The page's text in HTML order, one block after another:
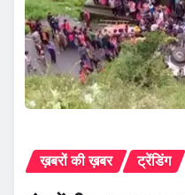
ख़बरों की ख़बर ट्रेंडिंग